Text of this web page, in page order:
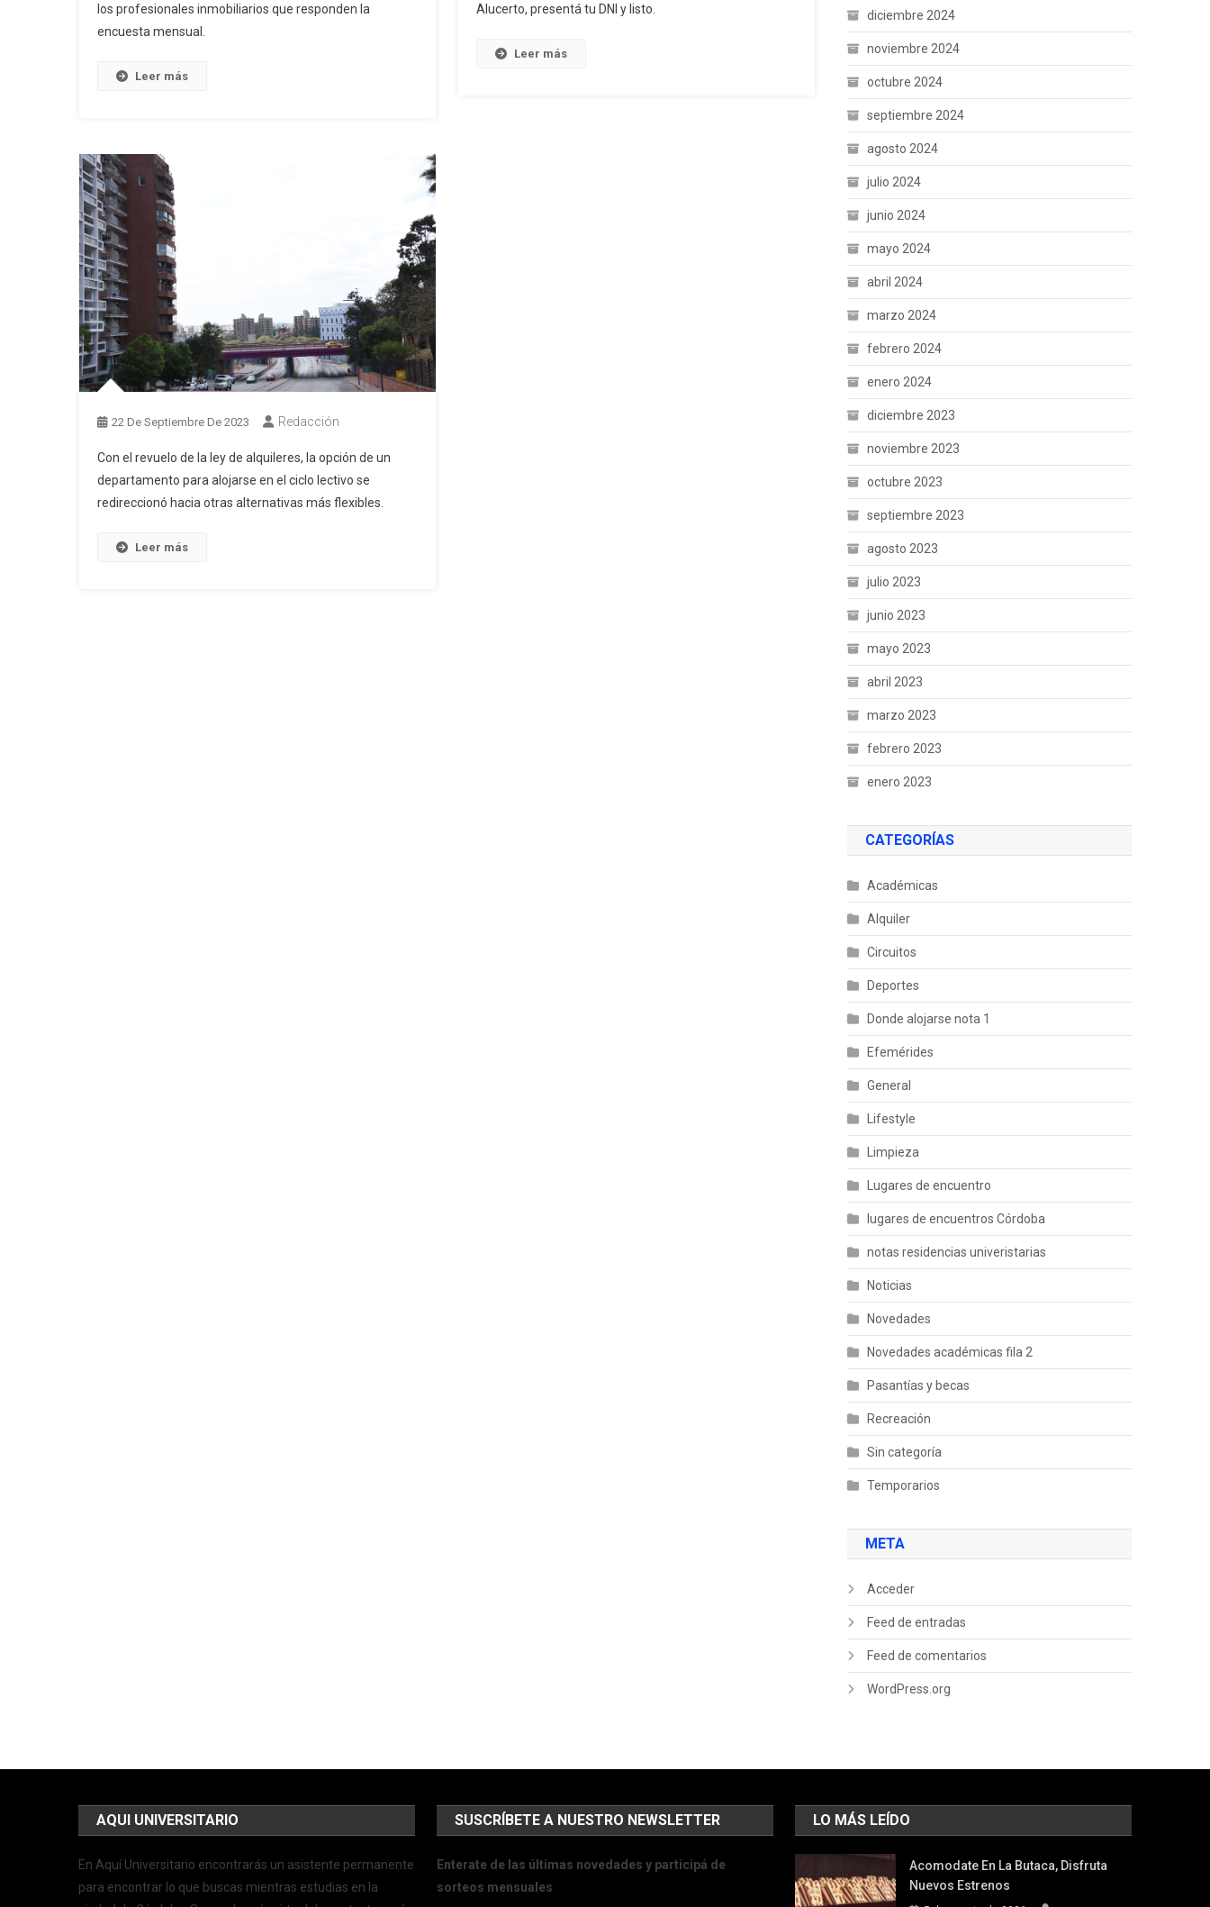
los profesionales inmobiliarios que responden la
encuesta mensual.
Leer más
Alucerto, presentá tu DNI y listo.
Leer más
22 De Septiembre De 2023 Redacción
Con el revuelo de la ley de alquileres, la opción de un
departamento para alojarse en el ciclo lectivo se
redireccionó hacia otras alternativas más flexibles.
Leer más
diciembre 2024
noviembre 2024
octubre 2024
septiembre 2024
agosto 2024
julio 2024
junio 2024
mayo 2024
abril 2024
marzo 2024
febrero 2024
enero 2024
diciembre 2023
noviembre 2023
octubre 2023
septiembre 2023
agosto 2023
julio 2023
junio 2023
mayo 2023
abril 2023
marzo 2023
febrero 2023
enero 2023
CATEGORÍAS
Académicas
Alquiler
Circuitos
Deportes
Donde alojarse nota 1
Efemérides
General
Lifestyle
Limpieza
Lugares de encuentro
lugares de encuentros Córdoba
notas residencias univeristarias
Noticias
Novedades
Novedades académicas fila 2
Pasantías y becas
Recreación
Sin categoría
Temporarios
META
Acceder
Feed de entradas
Feed de comentarios
WordPress.org
AQUI UNIVERSITARIO
En Aquí Universitario encontrarás un asistente permanente
para encontrar lo que buscas mientras estudias en la
SUSCRÍBETE A NUESTRO NEWSLETTER
Enterate de las últimas novedades y participá de
sorteos mensuales
LO MÁS LEÍDO
Acomodate En La Butaca, Disfruta
Nuevos Estrenos